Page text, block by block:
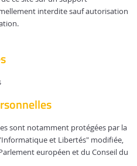
interdite sauf autorisation
sont notamment protégées par la
et Libertés" modifiée,
européen et du Conseil du